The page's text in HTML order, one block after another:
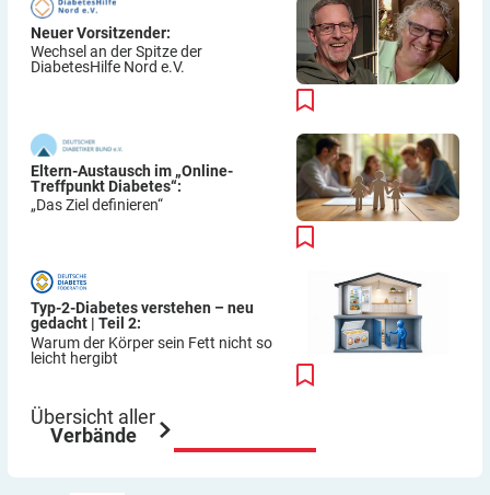
Neuer Vorsitzender:
Wechsel an der Spitze der
DiabetesHilfe Nord e.V.
Eltern-Austausch im „Online-
Treffpunkt Diabetes“:
„Das Ziel definieren“
Typ-2-Diabetes verstehen – neu
gedacht | Teil 2:
Warum der Körper sein Fett nicht so
leicht hergibt
Übersicht aller
Verbände